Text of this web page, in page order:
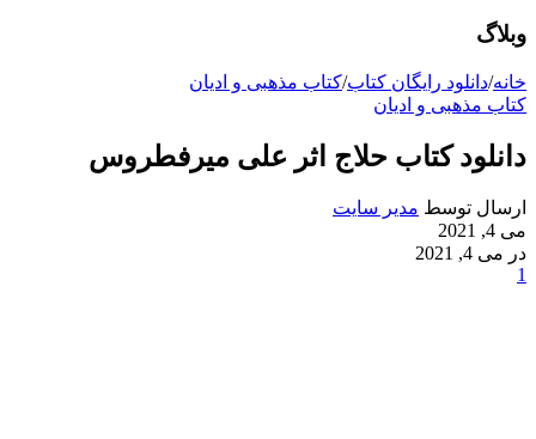
وبلاگ
خانه/دانلود رایگان کتاب/کتاب مذهبی و ادیان
کتاب مذهبی و ادیان
دانلود کتاب حلاج اثر علی میرفطروس
ارسال توسط مدیر سایت
می 4, 2021
در می 4, 2021
1